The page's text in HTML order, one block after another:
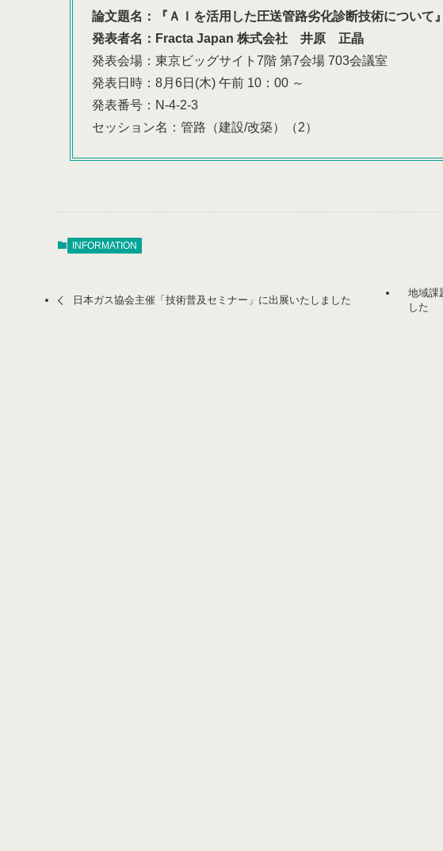
論文題名：『ＡＩを活用した圧送管路劣化診断技術について』
発表者名：Fracta Japan 株式会社 井原 正晶
発表会場：東京ビッグサイト7階 第7会場 703会議室
発表日時：8月6日(木) 午前 10：00 ～
発表番号：N-4-2-3
セッション名：管路（建設/改築）（2）
INFORMATION
日本ガス協会主催「技術普及セミナー」に出展いたしました
地域課
した